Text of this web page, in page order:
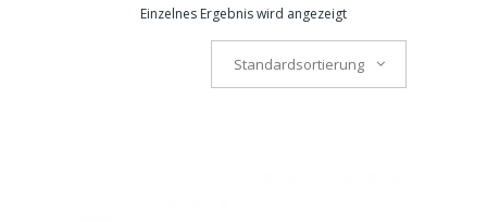
Einzelnes Ergebnis wird angezeigt
Standardsortierung